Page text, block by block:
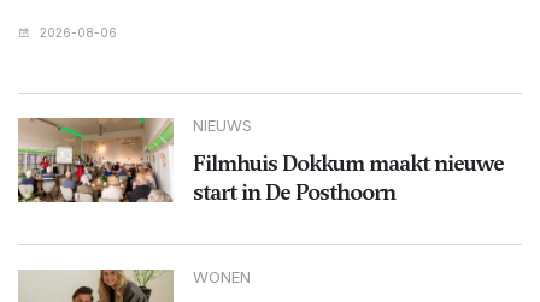
2026-08-06
NIEUWS
Filmhuis Dokkum maakt nieuwe
start in De Posthoorn
WONEN